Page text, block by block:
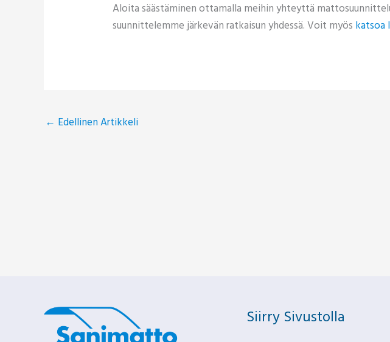
Aloita säästäminen ottamalla meihin yhteyttä
suunnittelemme järkevän ratkaisun yhdessä. Voit myös katsoa
← Edellinen Artikkeli
Siirry Sivustolla